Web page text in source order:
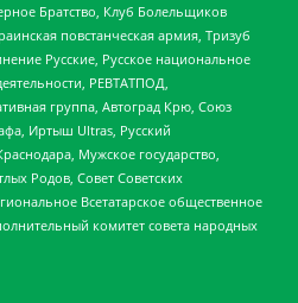
Братство, Клуб Болельщиков
повстанческая армия, Тризуб
Русские, Русское национальное
РЕВТАТПОД,
группа, Автоград Крю, Союз
Иртыш Ultras, Русский
Мужское государство,
Родов, Совет Советских
Всетатарское общественное
комитет совета народных